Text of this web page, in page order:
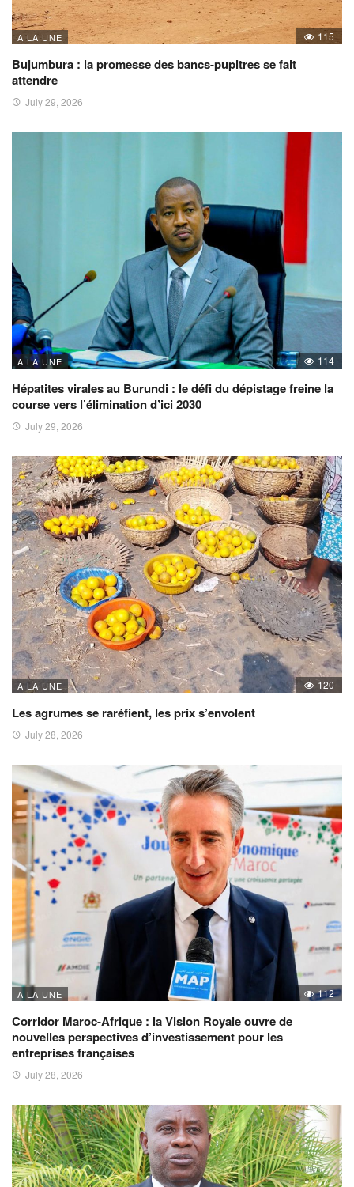
A LA UNE 115
Bujumbura : la promesse des bancs-pupitres se fait
attendre
July 29, 2026
A LA UNE 114
Hépatites virales au Burundi : le défi du dépistage freine la
course vers l’élimination d’ici 2030
July 29, 2026
A LA UNE 120
Les agrumes se raréfient, les prix s’envolent
July 28, 2026
A LA UNE 112
Corridor Maroc-Afrique : la Vision Royale ouvre de
nouvelles perspectives d’investissement pour les
entreprises françaises
July 28, 2026